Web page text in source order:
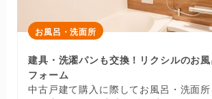
お風呂・洗面所
建具・洗濯パンも交換！リクシルのお風
フォーム
中古戸建て購入に際してお風呂・洗面